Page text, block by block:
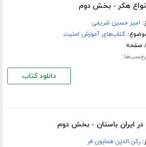
انواع هکر - بخش دوم
امیر حسین شریفی
کتاب‌های آموزش امنیت
دانلود کتاب
ایران باستان - بخش دوم
رکن الدین همایون فر